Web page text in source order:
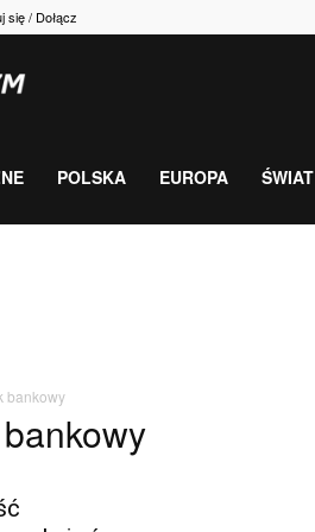
się / Dołącz
gospodarka,
POLSKA EUROPA ŚWIAT
bankowy